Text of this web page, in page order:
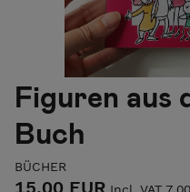
Figuren aus
Buch
BÜCHER
15.00 EUR Incl. VAT